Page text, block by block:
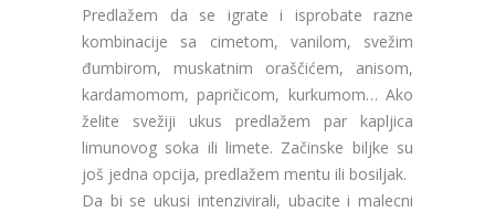
Predlažem da se igrate i isprobate razne
kombinacije sa cimetom, vanilom, svežim
đumbirom, muskatnim oraščićem, anisom,
kardamomom, papričicom, kurkumom… Ako
želite svežiji ukus predlažem par kapljica
limunovog soka ili limete. Začinske biljke su
još jedna opcija, predlažem mentu ili bosiljak.
Da bi se ukusi intenzivirali, ubacite i malecni